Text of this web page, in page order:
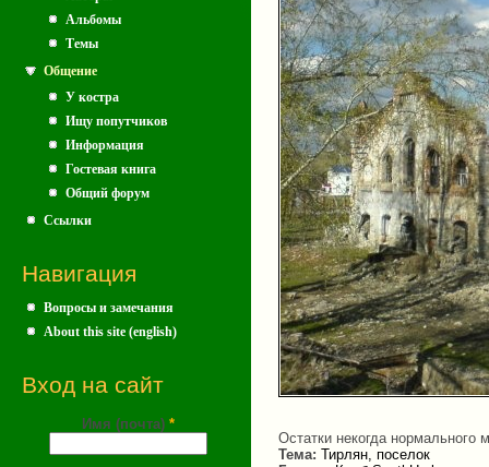
Альбомы
Темы
Общение
У костра
Ищу попутчиков
Информация
Гостевая книга
Общий форум
Ссылки
Навигация
Вопросы и замечания
About this site (english)
Вход на сайт
Имя (почта) *
Остатки некогда нормального
Тема: Тирлян, поселок